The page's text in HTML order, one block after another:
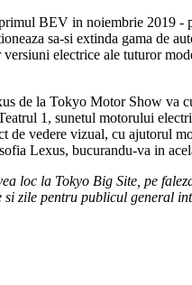
BEV in noiembrie 2019
sa-si extinda gama de
electrice ale tuturor
de la Tokyo Motor Show va
1, sunetul motorului
de vedere vizual, cu ajutorul
Lexus, bucurandu-va in
loc la Tokyo Big Site, pe
zile pentru publicul general